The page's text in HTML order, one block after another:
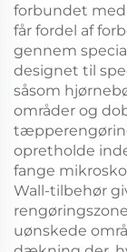
forbundet
får fordel af
gennem
designet til
såsom
områder og
opretholde
fange
Wall-tilbehør
uønskede